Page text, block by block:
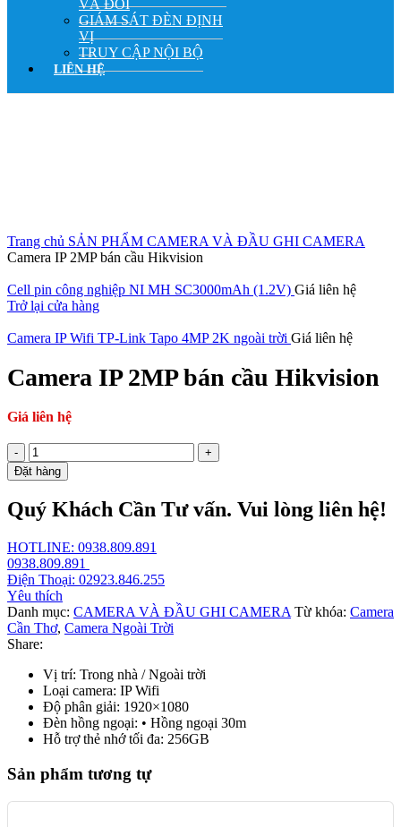
VÀ ĐỔI
GIÁM SÁT ĐÈN ĐỊNH
VỊ
TRUY CẬP NỘI BỘ
LIÊN HỆ
Trang chủ SẢN PHẨM CAMERA VÀ ĐẦU GHI CAMERA
Camera IP 2MP bán cầu Hikvision
Cell pin công nghiệp NI MH SC3000mAh (1.2V) Giá liên hệ
Trở lại cửa hàng
Camera IP Wifi TP-Link Tapo 4MP 2K ngoài trời Giá liên hệ
Camera IP 2MP bán cầu Hikvision
Giá liên hệ
Camera
IP
2MP
cầu
số
lượng
Đặt hàng
Quý Khách Cần Tư vấn. Vui lòng liên hệ!
HOTLINE: 0938.809.891
0938.809.891
Điện Thoại: 02923.846.255
Yêu thích
Danh mục: CAMERA VÀ ĐẦU GHI CAMERA Từ khóa: Camera
Cần Thơ, Camera Ngoài Trời
Share:
Vị trí: Trong nhà / Ngoài trời
Loại camera: IP Wifi
Độ phân giải: 1920×1080
Đèn hồng ngoại: • Hồng ngoại 30m
Hỗ trợ thẻ nhớ tối đa: 256GB
Sản phẩm tương tự